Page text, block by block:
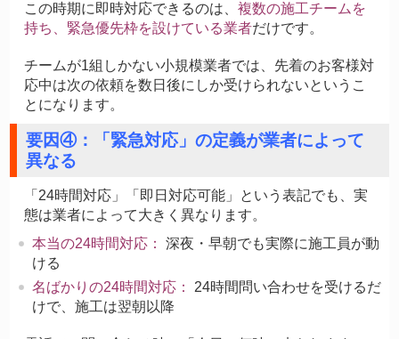
この時期に即時対応できるのは、複数の施工チームを
持ち、緊急優先枠を設けている業者だけです。
チームが1組しかない小規模業者では、先着のお客様対
応中は次の依頼を数日後にしか受けられないというこ
とになります。
要因④：「緊急対応」の定義が業者によって
異なる
「24時間対応」「即日対応可能」という表記でも、実
態は業者によって大きく異なります。
本当の24時間対応：
深夜・早朝でも実際に施工員が動
ける
名ばかりの24時間対応：
24時間問い合わせを受けるだ
けで、施工は翌朝以降